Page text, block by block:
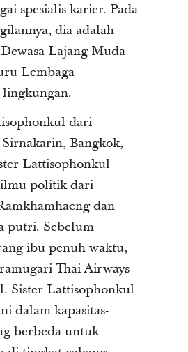
spesialis karier. Pada
dia adalah
Lajang Muda
Lembaga
dari
Bangkok,
Lattisophonkul
politik dari
dan
putri. Sebelum
ibu penuh waktu,
Thai Airways
Sister Lattisophonkul
dalam kapasitas-
berbeda untuk